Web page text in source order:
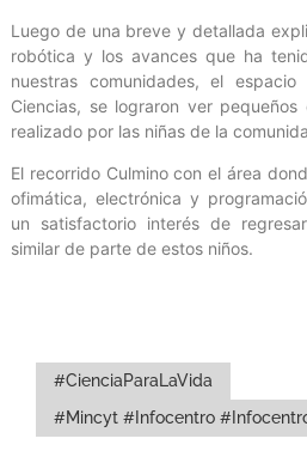
Luego de una breve y detallada
robótica y los avances que ha
nuestras comunidades, el espacio
Ciencias, se lograron ver
realizado por las niñas de la
El recorrido Culmino con el área
ofimática, electrónica y
un satisfactorio interés de
similar de parte de estos niños.
#CienciaParaLaVida
#Mincyt #Infocentro